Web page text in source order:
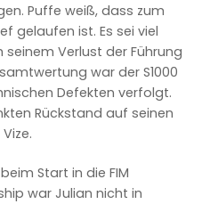
Puffe weiß, dass zum
gelaufen ist. Es sei viel
Verlust der Führung
war der S1000
Defekten verfolgt.
Rückstand auf seinen
Start in die FIM
war Julian nicht in